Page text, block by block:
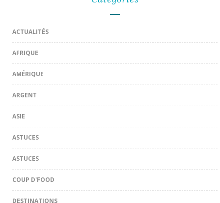
ACTUALITÉS
AFRIQUE
AMÉRIQUE
ARGENT
ASIE
ASTUCES
ASTUCES
COUP D'FOOD
DESTINATIONS